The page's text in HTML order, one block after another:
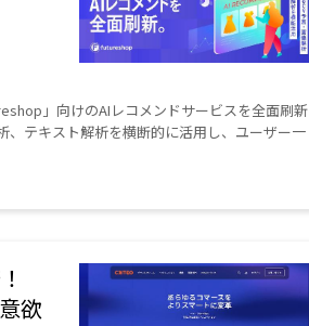
」向けのAIレコメンドサービスを全面刷新
、テキスト解析を横断的に活用し、ユーザー一
欲